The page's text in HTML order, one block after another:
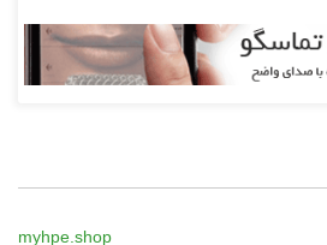
myhpe.shop